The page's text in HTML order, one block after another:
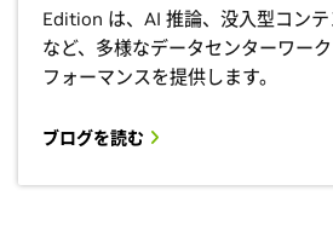
Edition は、AI 推論、没入型コン
など、多様なデータセンターワー
フォーマンスを提供します。
ブログを読む